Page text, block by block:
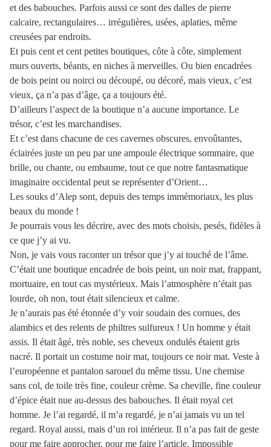
et des babouches. Parfois aussi ce sont des dalles de pierre
calcaire, rectangulaires… irrégulières, usées, aplaties, même
creusées par endroits.
Et puis cent et cent petites boutiques, côte à côte, simplement
murs ouverts, béants, en niches à merveilles. Ou bien encadrées
de bois peint ou noirci ou découpé, ou décoré, mais vieux, c’est
vieux, ça n’a pas d’âge, ça a toujours été.
D’ailleurs l’aspect de la boutique n’a aucune importance. Le
trésor, c’est les marchandises.
Et c’est dans chacune de ces cavernes obscures, envoûtantes,
éclairées juste un peu par une ampoule électrique sommaire, que
brille, ou chante, ou embaume, tout ce que notre fantasmatique
imaginaire occidental peut se représenter d’Orient…
Les souks d’Alep sont, depuis des temps immémoriaux, les plus
beaux du monde !
Je pourrais vous les décrire, avec des mots choisis, pesés, fidèles à
ce que j’y ai vu.
Non, je vais vous raconter un trésor que j’y ai touché de l’âme.
C’était une boutique encadrée de bois peint, un noir mat, frappant,
mortuaire, en tout cas mystérieux. Mais l’atmosphère n’était pas
lourde, oh non, tout était silencieux et calme.
Je n’aurais pas été étonnée d’y voir soudain des cornues, des
alambics et des relents de philtres sulfureux ! Un homme y était
assis. Il était âgé, très noble, ses cheveux ondulés étaient gris
nacré. Il portait un costume noir mat, toujours ce noir mat. Veste à
l’européenne et pantalon sarouel du même tissu. Une chemise
sans col, de toile très fine, couleur crème. Sa cheville, fine couleur
d’épice était nue au-dessus des babouches. Il était royal cet
homme. Je l’ai regardé, il m’a regardé, je n’ai jamais vu un tel
regard. Royal aussi, mais d’un roi intérieur. Il n’a pas fait de geste
pour me faire approcher, pour me faire l’article. Impossible